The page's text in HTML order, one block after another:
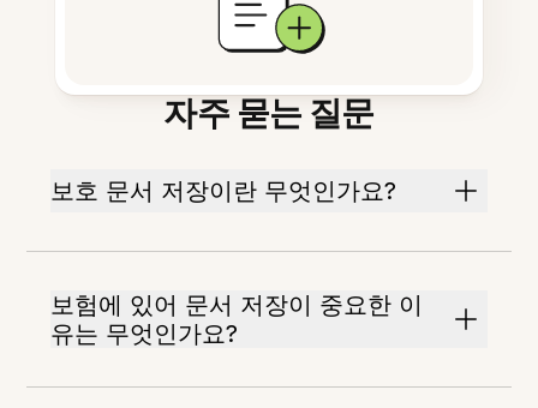
자주 묻는 질문
보호 문서 저장이란 무엇인가요?
보험에 있어 문서 저장이 중요한 이
유는 무엇인가요?